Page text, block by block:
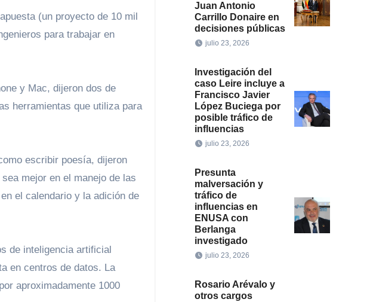
(un proyecto de 10 mil
para trabajar en
herramientas que utiliza para
escribir poesía, dijeron
mejor en el manejo de las
el calendario y la adición de
de inteligencia artificial
en centros de datos. La
aproximadamente 1000
Juan Antonio
Carrillo Donaire en
decisiones públicas
julio 23, 2026
Investigación del
caso Leire incluye a
Francisco Javier
López Buciega por
posible tráfico de
influencias
julio 23, 2026
Presunta
malversación y
tráfico de
influencias en
ENUSA con
Berlanga
investigado
julio 23, 2026
Rosario Arévalo y
otros cargos